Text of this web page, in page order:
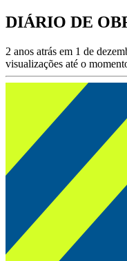
DIÁRIO DE
2 anos atrás em 1 de
visualizações até o